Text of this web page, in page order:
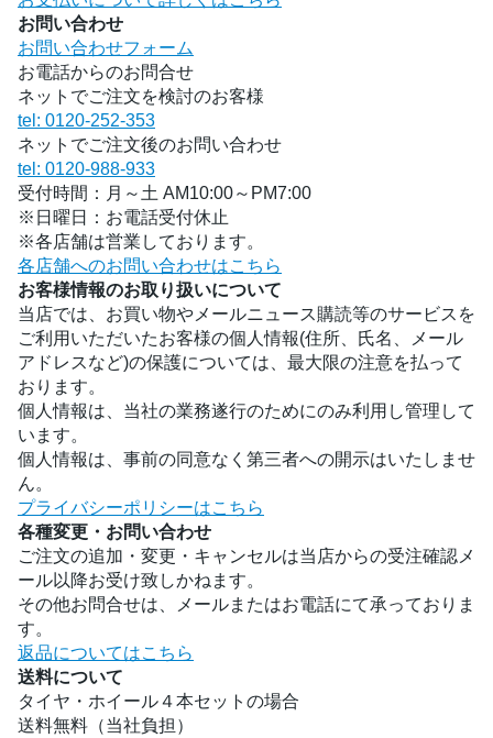
お問い合わせ
お問い合わせフォーム
お電話からのお問合せ
ネットでご注文を検討のお客様
tel: 0120-252-353
ネットでご注文後のお問い合わせ
tel: 0120-988-933
受付時間：月～土 AM10:00～PM7:00
※日曜日：お電話受付休止
※各店舗は営業しております。
各店舗へのお問い合わせはこちら
お客様情報のお取り扱いについて
当店では、お買い物やメールニュース購読等のサービスを
ご利用いただいたお客様の個人情報(住所、氏名、メール
アドレスなど)の保護については、最大限の注意を払って
おります。
個人情報は、当社の業務遂行のためにのみ利用し管理して
います。
個人情報は、事前の同意なく第三者への開示はいたしませ
ん。
プライバシーポリシーはこちら
各種変更・お問い合わせ
ご注文の追加・変更・キャンセルは当店からの受注確認メ
ール以降お受け致しかねます。
その他お問合せは、メールまたはお電話にて承っておりま
す。
返品についてはこちら
送料について
タイヤ・ホイール４本セットの場合
送料無料（当社負担）